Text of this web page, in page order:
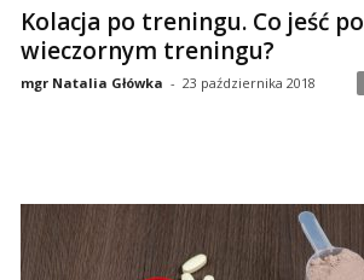
Kolacja po treningu. Co jeść po
wieczornym treningu?
mgr Natalia Główka - 23 października 2018